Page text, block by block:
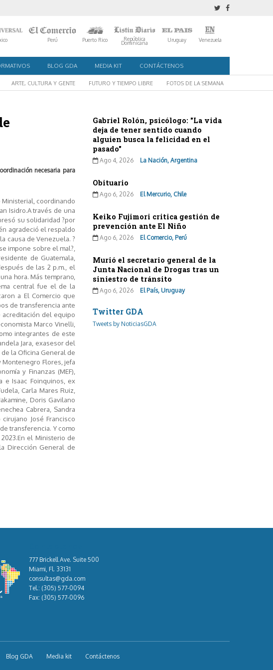
Perú Puerto Rico República
Dominicana Uruguay Venezuela
BLOG GDA MEDIA KIT CONTÁCTENOS
ARTE, CULTURA Y GENTE FUTURO Y TIEMPO LIBRE FOTOS DE LA SEMANA
necesaria para
coordinando
Isidro.A través de una
su solidaridad ?por
agradeció el respaldo
causa de Venezuela. ?
impone sobre el mal?,
de Guatemala,
de las 2 p.m., el
hora. Más temprano,
central fue el de la
a El Comercio que
de transferencia ante
acreditación del equipo
Marco Vinelli,
integrantes de este
Jara, exasesor del
la Oficina General de
Montenegro Flores, jefa
y Finanzas (MEF),
e Isaac Foinquinos, ex
Carla Mares Ruiz,
Doris Gavilano
Cabrera, Sandra
José Francisco
transferencia. Y como
el Ministerio de
Dirección General de
Gabriel Rolón, psicólogo: "La vida
deja de tener sentido cuando
alguien busca la felicidad en el
pasado"
Ago 4, 2026 La Nación, Argentina
Obituario
Ago 6, 2026 El Mercurio, Chile
Keiko Fujimori critica gestión de
prevención ante El Niño
Ago 6, 2026 El Comercio, Perú
Murió el secretario general de la
Junta Nacional de Drogas tras un
siniestro de tránsito
Ago 6, 2026 El País, Uruguay
Twitter GDA
Tweets by NoticiasGDA
777 Brickell Ave. Suite 500
Miami, Fl. 33131
consultas@gda.com
Tel.: (305) 577-0094
Fax: (305) 577-0096
Blog GDA Media kit Contáctenos